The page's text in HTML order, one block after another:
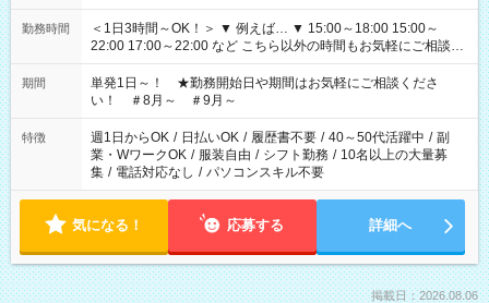
勤務時間
＜1日3時間～OK！＞ ▼ 例えば… ▼ 15:00～18:00 15:00～
22:00 17:00～22:00 など こちら以外の時間もお気軽にご相談く
ださい！
期間
単発1日～！ ★勤務開始日や期間はお気軽にご相談くださ
い！ ＃8月～ ＃9月～
特徴 週1日からOK / 日払いOK / 履歴書不要 / 40～50代活躍中 / 副
業・WワークOK / 服装自由 / シフト勤務 / 10名以上の大量募
集 / 電話対応なし / パソコンスキル不要
気になる！ 応募する 詳細へ
掲載日：2026.08.06